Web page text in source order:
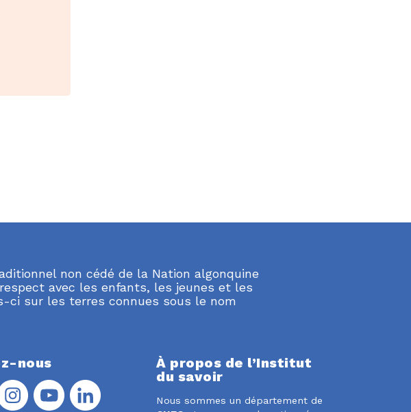
non cédé de la Nation algonquine
avec les enfants, les jeunes et les
ci sur les terres connues sous le nom
nous
À propos de l’Institut
du savoir
Nous sommes un département de